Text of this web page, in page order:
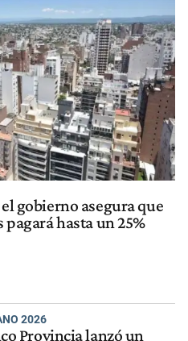
gobierno asegura que
pagará hasta un 25%
2026
Provincia lanzó un